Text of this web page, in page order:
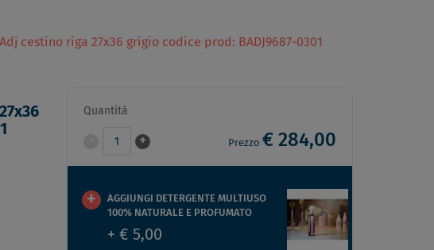
Adj cestino riga 27x36 grigio codice prod: BADJ9687-0301
Quantità
1 + Prezzo € 284,00
AGGIUNGI DETERGENTE MULTIUSO
100% NATURALE E PROFUMATO
+ € 5,00